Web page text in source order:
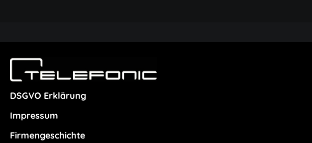
DSGVO Erklärung
Impressum
Firmengeschichte